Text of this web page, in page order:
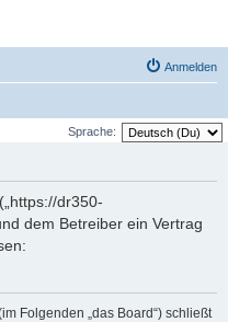
Anmelden
Sprache:
dr350-
dem Betreiber ein Vertrag
Folgenden „das Board“) schließt